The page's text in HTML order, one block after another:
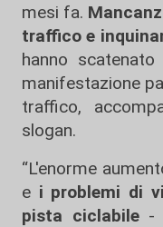
mesi fa.
traffico e
hanno
manifestazione
traffico,
slogan.
“L'enorme
e i problemi di
pista ciclabile-